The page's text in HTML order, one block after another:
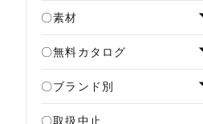
素材
無料カタログ
ブランド別
取扱中止